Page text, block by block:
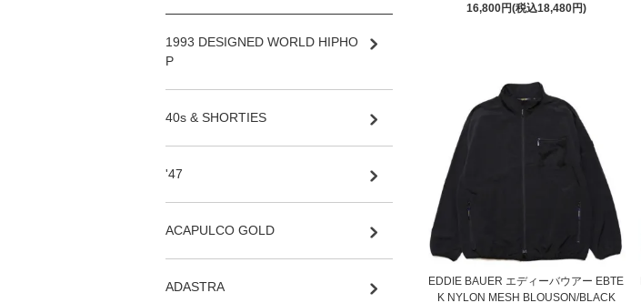
16,800円(税込18,480円)
EDDIE BAUER エディーバウアー EBTE
K NYLON MESH BLOUSON/BLACK
1993 DESIGNED WORLD HIPHO
P
40s & SHORTIES
'47
ACAPULCO GOLD
ADASTRA